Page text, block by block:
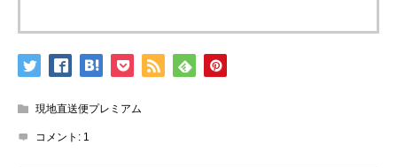
現地直送便プレミアム
コメント: 1